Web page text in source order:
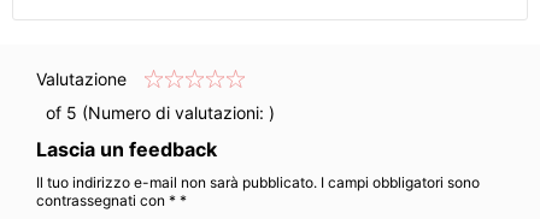
Valutazione
of 5 (Numero di valutazioni: )
Lascia un feedback
Il tuo indirizzo e-mail non sarà pubblicato. I campi obbligatori sono
contrassegnati con * *